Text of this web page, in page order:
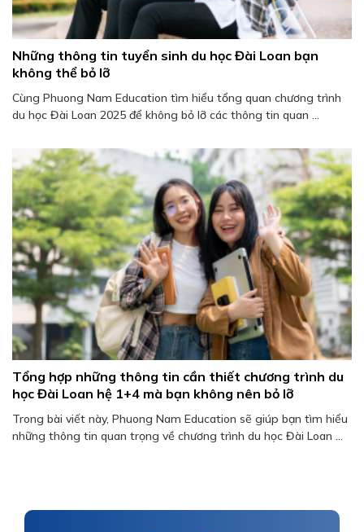
Những thông tin tuyển sinh du học Đài Loan bạn
không thể bỏ lỡ
Cùng Phuong Nam Education tìm hiểu tổng quan chương trình
du học Đài Loan 2025 để không bỏ lỡ các thông tin quan ...
Tổng hợp những thông tin cần thiết chương trình du
học Đài Loan hệ 1+4 mà bạn không nên bỏ lỡ
Trong bài viết này, Phuong Nam Education sẽ giúp bạn tìm hiểu
những thông tin quan trọng về chương trình du học Đài Loan ...